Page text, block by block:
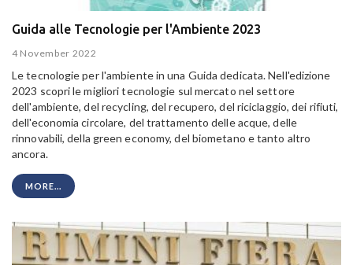
Guida alle Tecnologie per l'Ambiente 2023
4 November 2022
Le tecnologie per l'ambiente in una Guida dedicata. Nell'edizione
2023 scopri le migliori tecnologie sul mercato nel settore
dell'ambiente, del recycling, del recupero, del riciclaggio, dei rifiuti,
dell'economia circolare, del trattamento delle acque, delle
rinnovabili, della green economy, del biometano e tanto altro
ancora.
MORE...